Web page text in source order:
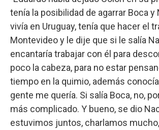
tenía la posibilidad de agarrar Boca y
vivía en Uruguay, tenía que hacer el
Montevideo y le dije que si le salía
encantaría trabajar con él para
poco la cabeza, para no estar
tiempo en la quimio, además
gente me quería. Si salía Boca, no,
más complicado. Y bueno, se dio
estuvimos juntos, charlamos